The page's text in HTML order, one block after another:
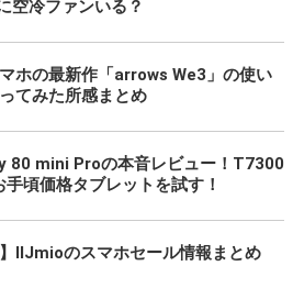
空冷ファンいる？
ホの最新作「arrows We3」の使い
てみた所感まとめ
80 mini Proの本音レビュー！T7300
頃価格タブレットを試す！
IIJmioのスマホセール情報まとめ